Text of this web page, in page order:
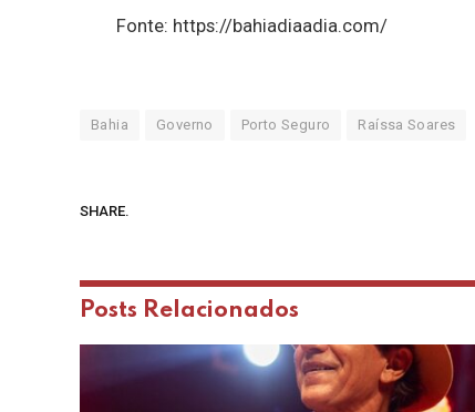
Fonte: https://bahiadiaadia.com/
Bahia Governo Porto Seguro Raíssa Soares
SHARE.
Posts Relacionados